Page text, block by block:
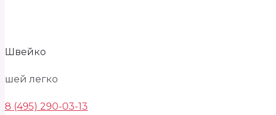
Швейко
шей легко
8 (495) 290-03-13